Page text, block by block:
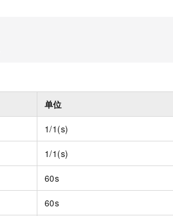
单位
1/1(s)
1/1(s)
60s
60s